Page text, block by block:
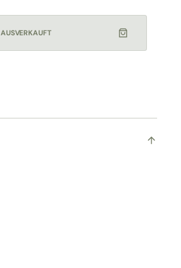
AUSVERKAUFT